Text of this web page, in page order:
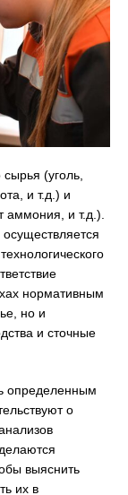
(уголь,
и т.д.) и
аммония, и т.д.).
осуществляется
нормативным
но и
и сточные
определенным
о
выяснить
их в